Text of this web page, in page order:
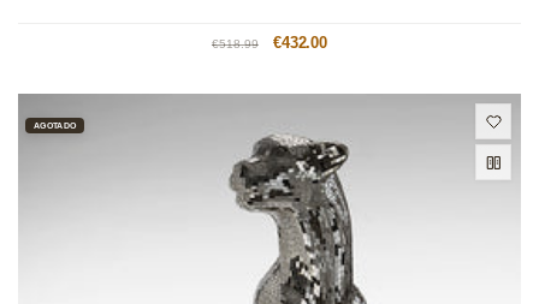
Precio
€518.99
Precio
€432.00
AGOTADO